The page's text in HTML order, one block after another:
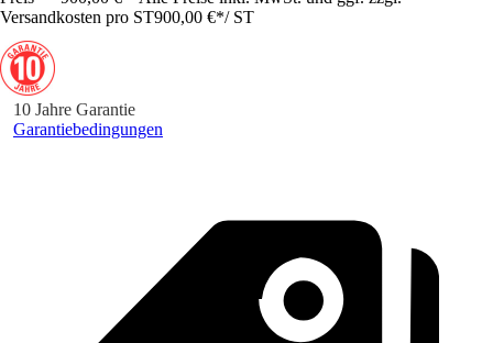
Versandkosten pro ST900,00 €*/ ST
10 Jahre Garantie
Garantiebedingungen